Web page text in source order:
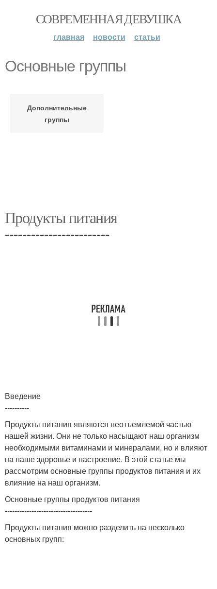
СОВРЕМЕННАЯ ДЕВУШКА
главная новости статьи
Основные группы
Дополнительные
группы
Продукты питания
========================
Введение
----------
Продукты питания являются неотъемлемой частью
нашей жизни. Они не только насыщают наш организм
необходимыми витаминами и минералами, но и влияют
на наше здоровье и настроение. В этой статье мы
рассмотрим основные группы продуктов питания и их
влияние на наш организм.
Основные группы продуктов питания
------------------------------------
Продукты питания можно разделить на несколько
основных групп: